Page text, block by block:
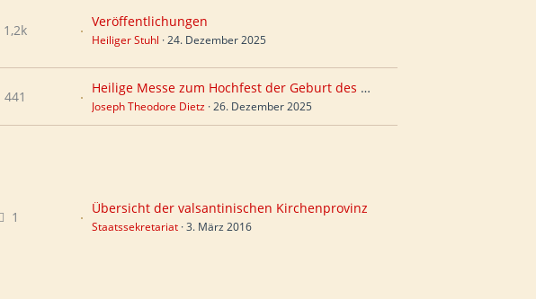
1,2k
Veröffentlichungen
Heiliger Stuhl 24. Dezember 2025
441
Heilige Messe zum Hochfest der Geburt des Herrn (Donnerstag, 25. Dezember 2025, 10 Uhr)
Joseph Theodore Dietz 26. Dezember 2025
1
Übersicht der valsantinischen Kirchenprovinz
Staatssekretariat 3. März 2016